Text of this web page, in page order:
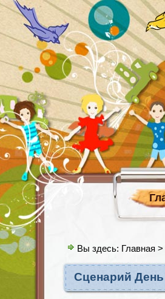
Вы здесь: Главная >
Сценарий